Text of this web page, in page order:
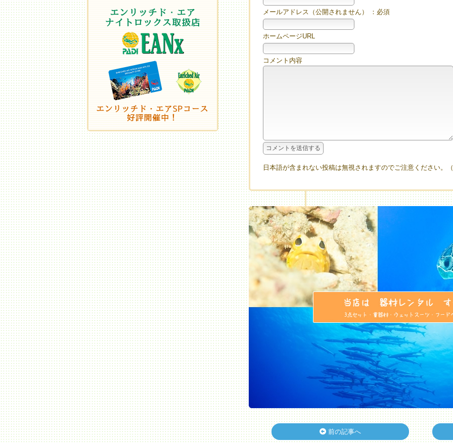
メールアドレス（公開されません） ：必須
ホームページURL
コメント内容
日本語が含まれない投稿は無視されますのでご注意ください。
前の記事へ